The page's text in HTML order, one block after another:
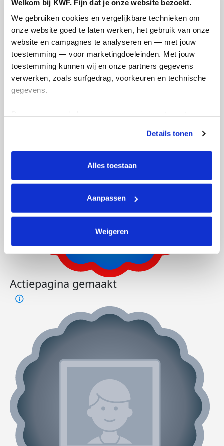
Welkom bij KWF. Fijn dat je onze website bezoekt.
We gebruiken cookies en vergelijkbare technieken om
onze website goed te laten werken, het gebruik van onze
website en campagnes te analyseren en — met jouw
toestemming — voor marketingdoeleinden. Met jouw
toestemming kunnen wij en onze partners gegevens
verwerken, zoals surfgedrag, voorkeuren en technische
gegevens.
tonen. Je kunt je toestemming op elk moment wijzigen of
intrekken via Cookie instellingen onderaan de pagina. De
lijst met cookies is te vinden in het tabblad “details”.
Details tonen
Alles toestaan
Aanpassen
Weigeren
Deel op
Gwen's badges
Actiepagina gemaakt